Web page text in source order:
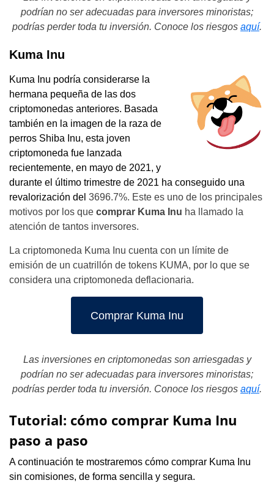
podrían no ser adecuadas para inversores minoristas;
podrías perder toda tu inversión. Conoce los riesgos aquí.
Kuma Inu
Kuma Inu podría considerarse la
hermana pequeña de las dos
criptomonedas anteriores. Basada
también en la imagen de la raza de
perros Shiba Inu, esta joven
criptomoneda fue lanzada
recientemente, en mayo de 2021, y
durante el último trimestre de 2021 ha conseguido una
revalorización del 3696.7%. Este es uno de los principales
motivos por los que comprar Kuma Inu ha llamado la
atención de tantos inversores.
La criptomoneda Kuma Inu cuenta con un límite de
emisión de un cuatrillón de tokens KUMA, por lo que se
considera una criptomoneda deflacionaria.
Comprar Kuma Inu
Las inversiones en criptomonedas son arriesgadas y
podrían no ser adecuadas para inversores minoristas;
podrías perder toda tu inversión. Conoce los riesgos aquí.
Tutorial: cómo comprar Kuma Inu
paso a paso
A continuación te mostraremos cómo comprar Kuma Inu
sin comisiones, de forma sencilla y segura.